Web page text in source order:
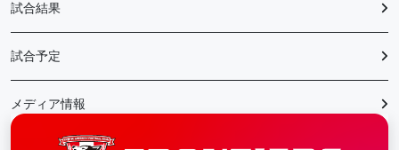
試合結果
試合予定
メディア情報